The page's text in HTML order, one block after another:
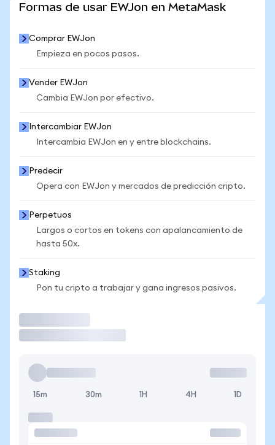
Formas de usar EWJon en MetaMask
Comprar EWJon
Empieza en pocos pasos.
Vender EWJon
Cambia EWJon por efectivo.
Intercambiar EWJon
Intercambia EWJon en y entre blockchains.
Predecir
Opera con EWJon y mercados de predicción cripto.
Perpetuos
Largos o cortos en tokens con apalancamiento de
hasta 50x.
Staking
Pon tu cripto a trabajar y gana ingresos pasivos.
15m 30m 1H 4H 1D